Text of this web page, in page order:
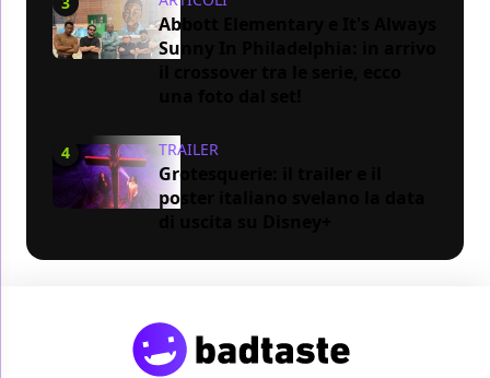
Abbott Elementary e It's Always
Sunny In Philadelphia: in arrivo
4 TRAILER
Grotesquerie: il trailer e il
poster italiano svelano la data